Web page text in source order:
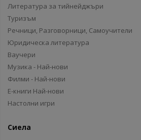
Литература за тийнейджъри
Туризъм
Речници, Разговорници, Самоучители
Юридическа литература
Ваучери
Музика - Най-нови
Филми - Най-нови
Е-книги Най-нови
Настолни игри
Сиела